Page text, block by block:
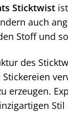
Sticktwist
auch
Stoff und
des
erzeugen.